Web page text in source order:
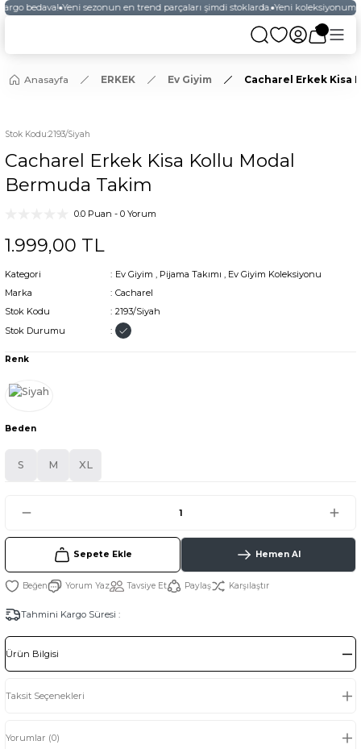
bedava! Yeni sezonun en trend parçaları şimdi stoklarda. Yeni
Anasayfa ERKEK Ev Giyim Cacharel Erkek Kisa
Stok Kodu:2193/Siyah
Cacharel Erkek Kisa Kollu Modal
Bermuda Takim
0.0 Puan - 0 Yorum
1.999,00 TL
Kategori Ev Giyim , Pijama Takımı , Ev Giyim Koleksiyonu
Marka
Cacharel
Stok Kodu
2193/Siyah
Stok Durumu
Renk
Beden
S M XL
Sepete Ekle Hemen Al
Yorum Yaz Tavsiye Et Paylaş Karşılaştır
Tahmini Kargo Süresi :
Ürün Bilgisi
Taksit Seçenekleri
Yorumlar (0)